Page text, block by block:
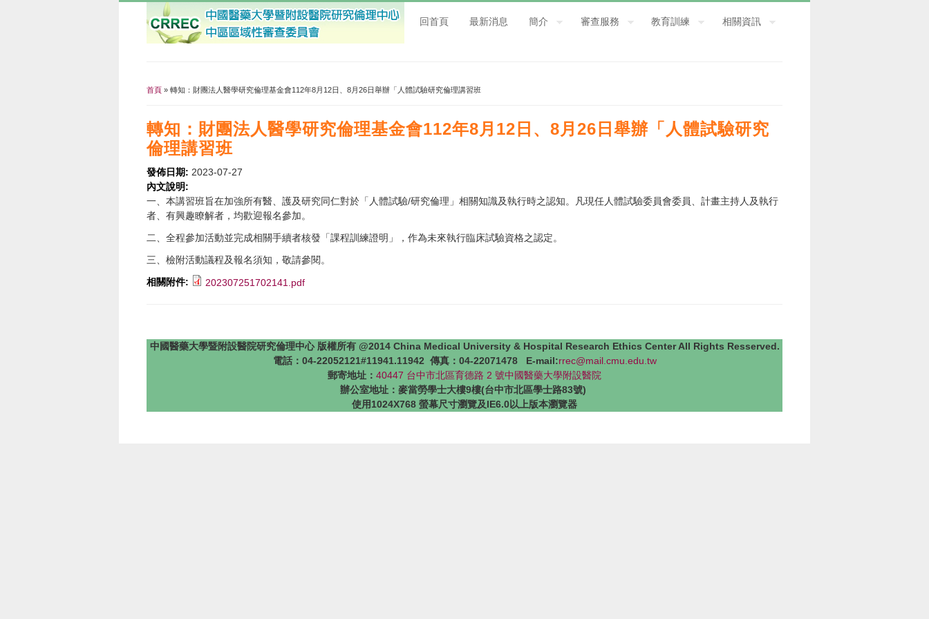
回首頁 最新消息 簡介 審查服務 教育訓練 相關資訊
首頁 » 轉知：財團法人醫學研究倫理基金會112年8月12日、8月26日舉辦「人體試驗研究倫理講習班
轉知：財團法人醫學研究倫理基金會112年8月12日、8月26日舉辦「人體試驗研究
倫理講習班
發佈日期: 2023-07-27
內文說明:
一、本講習班旨在加強所有醫、護及研究同仁對於「人體試驗/研究倫理」相關知識及執行時之認知。凡現任人體試驗委員會委員、計畫主持人及執行
者、有興趣瞭解者，均歡迎報名參加。
二、全程參加活動並完成相關手續者核發「課程訓練證明」，作為未來執行臨床試驗資格之認定。
三、檢附活動議程及報名須知，敬請參閱。
相關附件: 202307251702141.pdf
中國醫藥大學暨附設醫院研究倫理中心 版權所有 @2014 China Medical University & Hospital Research Ethics Center All Rights Resserved.
電話：04-22052121#11941.11942 傳真：04-22071478 E-mail:rrec@mail.cmu.edu.tw
郵寄地址： 40447 台中市北區育德路 2 號中國醫藥大學附設醫院
辦公室地址：麥當勞學士大樓9樓(台中市北區學士路83號)
使用1024X768 螢幕尺寸瀏覽及IE6.0以上版本瀏覽器